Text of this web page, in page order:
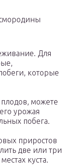
Для
которые
можете
урожая
побега.
приростов
две или три
куста.